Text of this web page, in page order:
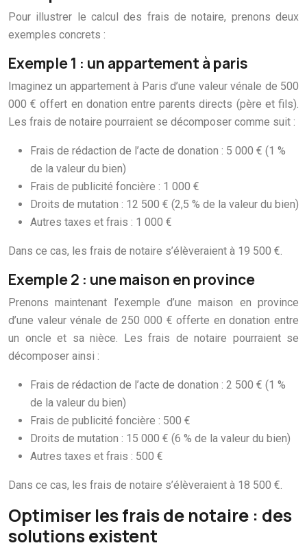
Pour illustrer le calcul des frais de notaire, prenons deux
exemples concrets :
Exemple 1 : un appartement à paris
Imaginez un appartement à Paris d’une valeur vénale de 500
000 € offert en donation entre parents directs (père et fils).
Les frais de notaire pourraient se décomposer comme suit :
Frais de rédaction de l’acte de donation : 5 000 € (1 %
de la valeur du bien)
Frais de publicité foncière : 1 000 €
Droits de mutation : 12 500 € (2,5 % de la valeur du bien)
Autres taxes et frais : 1 000 €
Dans ce cas, les frais de notaire s’élèveraient à 19 500 €.
Exemple 2 : une maison en province
Prenons maintenant l’exemple d’une maison en province
d’une valeur vénale de 250 000 € offerte en donation entre
un oncle et sa nièce. Les frais de notaire pourraient se
décomposer ainsi :
Frais de rédaction de l’acte de donation : 2 500 € (1 %
de la valeur du bien)
Frais de publicité foncière : 500 €
Droits de mutation : 15 000 € (6 % de la valeur du bien)
Autres taxes et frais : 500 €
Dans ce cas, les frais de notaire s’élèveraient à 18 500 €.
Optimiser les frais de notaire : des
solutions existent